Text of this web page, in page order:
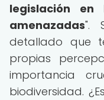
legislación
amenazadas".
detallado que
propias
importancia
biodiversidad.